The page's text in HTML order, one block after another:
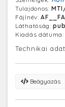
Tulajdonos:
Fájlnév:
Láthatóság:
Kiadás dátuma:
Technikai
Beágyazás